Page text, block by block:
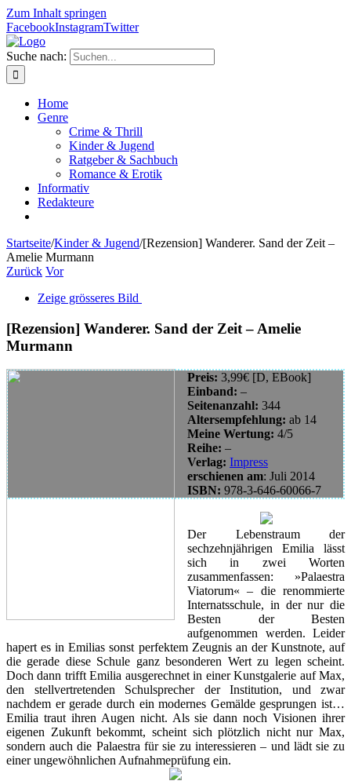
Zum Inhalt springen
FacebookInstagramTwitter
Suche nach:
Home
Genre
Crime & Thrill
Kinder & Jugend
Ratgeber & Sachbuch
Romance & Erotik
Informativ
Redakteure
Startseite/Kinder & Jugend/[Rezension] Wanderer. Sand der Zeit –
Amelie Murmann
Zurück Vor
Zeige grösseres Bild
[Rezension] Wanderer. Sand der Zeit – Amelie
Murmann
Preis: 3,99€ [D, EBook]
Einband: –
Seitenanzahl: 344
Altersempfehlung: ab 14
Meine Wertung: 4/5
Reihe: –
Verlag: Impress
erschienen am: Juli 2014
ISBN: 978-3-646-60066-7
Der Lebenstraum der
sechzehnjährigen Emilia lässt
sich in zwei Worten
zusammenfassen: »Palaestra
Viatorum« – die renommierte
Internatsschule, in der nur die
Besten der Besten
aufgenommen werden. Leider
hapert es in Emilias sonst perfektem Zeugnis an der Kunstnote, auf
die gerade diese Schule ganz besonderen Wert zu legen scheint.
Doch dann trifft Emilia ausgerechnet in einer Kunstgalerie auf Max,
den stellvertretenden Schulsprecher der Institution, und zwar
nachdem er gerade durch ein modernes Gemälde gesprungen ist…
Emilia traut ihren Augen nicht. Als sie dann noch Visionen ihrer
eigenen Zukunft bekommt, scheint sich plötzlich nicht nur Max,
sondern auch die Palaestra für sie zu interessieren – und lädt sie zu
einer ungewöhnlichen Aufnahmeprüfung ein.